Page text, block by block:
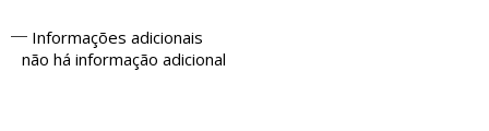
Informações adicionais
não há informação adicional